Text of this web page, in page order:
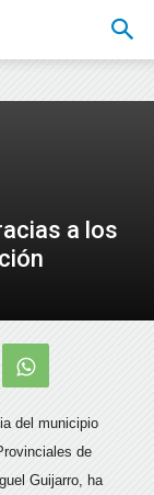
a los
del municipio
de
Guijarro, ha